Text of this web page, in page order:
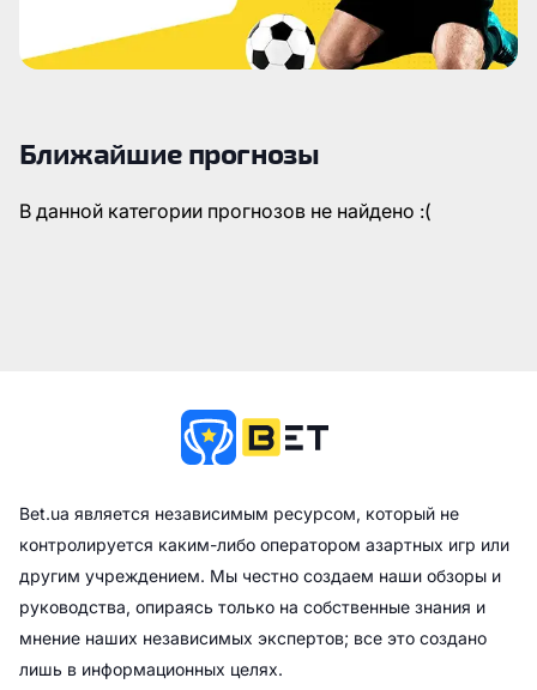
Ближайшие прогнозы
В данной категории прогнозов не найдено :(
Bet.ua является независимым ресурсом, который не
контролируется каким-либо оператором азартных игр или
другим учреждением. Мы честно создаем наши обзоры и
руководства, опираясь только на собственные знания и
мнение наших независимых экспертов; все это создано
лишь в информационных целях.